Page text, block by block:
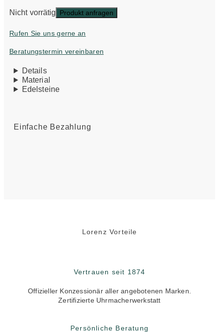
Nicht vorrätig Produkt anfragen
Rufen Sie uns gerne an
Beratungstermin vereinbaren
Details
Material
Edelsteine
Einfache Bezahlung
Lorenz Vorteile
Vertrauen seit 1874
Offizieller Konzessionär aller angebotenen Marken.
Zertifizierte Uhrmacherwerkstatt
Persönliche Beratung